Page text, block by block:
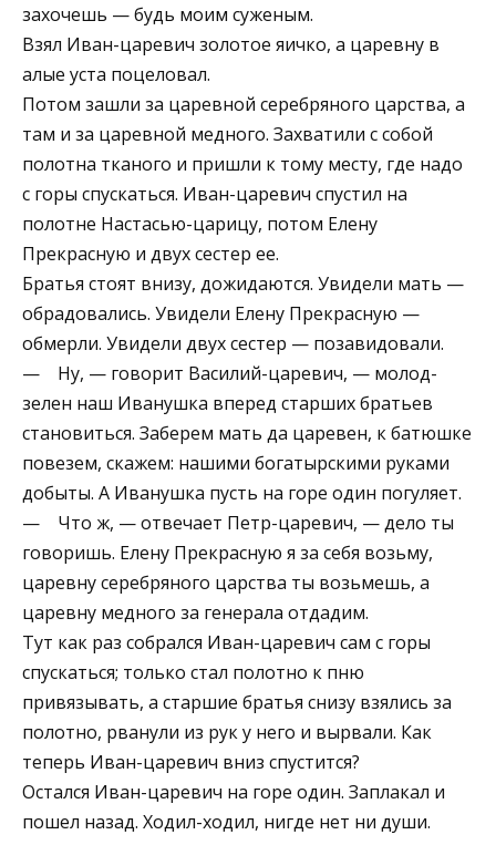
захочешь — будь моим суженым.
Взял Иван-царевич золотое яичко, а царевну в
алые уста поцеловал.
Потом зашли за царевной серебряного царства, а
там и за царевной медного. Захватили с собой
полотна тканого и пришли к тому месту, где надо
с горы спускаться. Иван-царевич спустил на
полотне Настасью-царицу, потом Елену
Прекрасную и двух сестер ее.
Братья стоят внизу, дожидаются. Увидели мать —
обрадовались. Увидели Елену Прекрасную —
обмерли. Увидели двух сестер — позавидовали.
— Ну, — говорит Василий-царевич, — молод-
зелен наш Иванушка вперед старших братьев
становиться. Заберем мать да царевен, к батюшке
повезем, скажем: нашими богатырскими руками
добыты. А Иванушка пусть на горе один погуляет.
— Что ж, — отвечает Петр-царевич, — дело ты
говоришь. Елену Прекрасную я за себя возьму,
царевну серебряного царства ты возьмешь, а
царевну медного за генерала отдадим.
Тут как раз собрался Иван-царевич сам с горы
спускаться; только стал полотно к пню
привязывать, а старшие братья снизу взялись за
полотно, рванули из рук у него и вырвали. Как
теперь Иван-царевич вниз спустится?
Остался Иван-царевич на горе один. Заплакал и
пошел назад. Ходил-ходил, нигде нет ни души.